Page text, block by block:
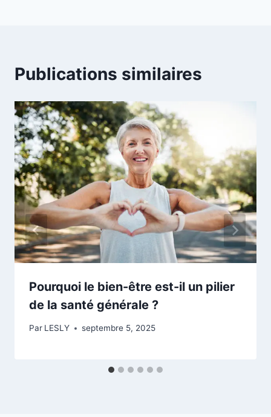
Publications similaires
Pourquoi le bien-être est-il un pilier
de la santé générale ?
Par LESLY septembre 5, 2025